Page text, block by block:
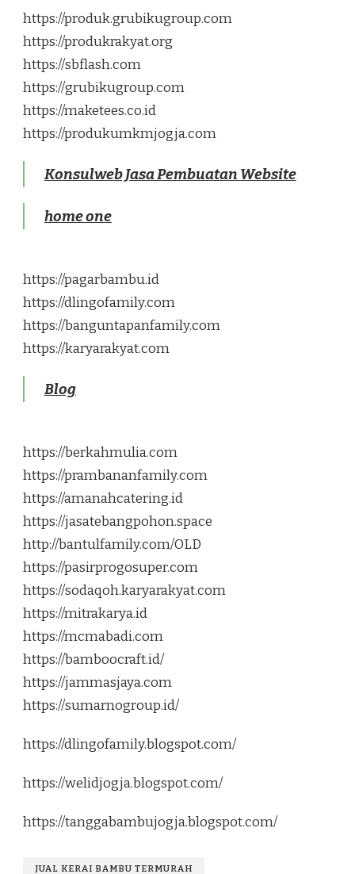
https://produk.grubikugroup.com
https://produkrakyat.org
https://sbflash.com
https://grubikugroup.com
https://maketees.co.id
https://produkumkmjogja.com
Konsulweb Jasa Pembuatan Website
home one
https://pagarbambu.id
https://dlingofamily.com
https://banguntapanfamily.com
https://karyarakyat.com
Blog
https://berkahmulia.com
https://prambananfamily.com
https://amanahcatering.id
https://jasatebangpohon.space
http://bantulfamily.com/OLD
https://pasirprogosuper.com
https://sodaqoh.karyarakyat.com
https://mitrakarya.id
https://mcmabadi.com
https://bamboocraft.id/
https://jammasjaya.com
https://sumarnogroup.id/
https://dlingofamily.blogspot.com/
https://welidjogja.blogspot.com/
https://tanggabambujogja.blogspot.com/
JUAL KERAI BAMBU TERMURAH